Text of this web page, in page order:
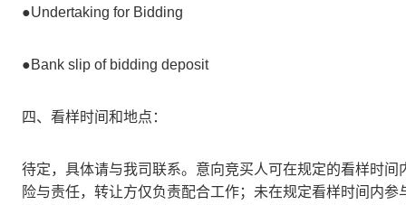
●Undertaking for Bidding
●Bank slip of bidding deposit
四、看样时间和地点：
待定，具体请与我司联系。意向竞买人可在规定的看样时
险与责任，转让方仅负责配合工作；未在规定看样时间内